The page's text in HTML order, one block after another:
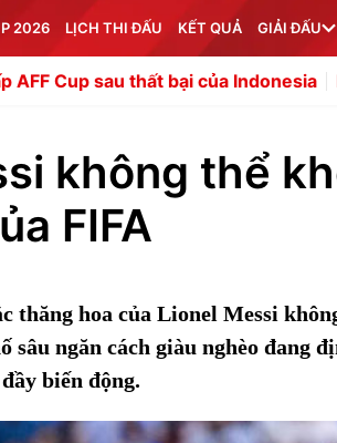
2026 LỊCH THI ĐẤU KẾT QUẢ GIẢI ĐẤU
thất bại của Indonesia Hơn 6000
không thể
FIFA
thăng hoa của Lionel Messi
ngăn cách giàu nghèo đang
biến động.